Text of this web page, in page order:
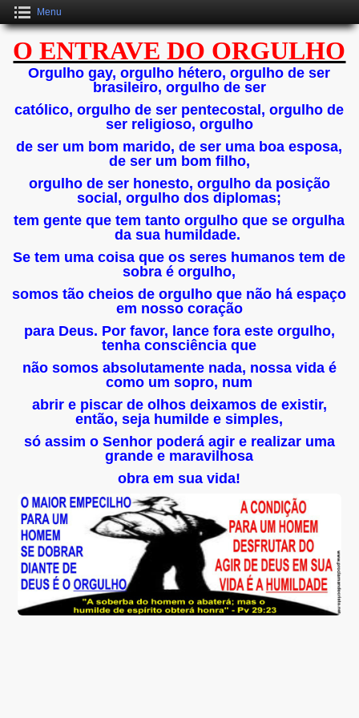
Menu
O ENTRAVE DO ORGULHO
Orgulho gay, orgulho hétero, orgulho de ser
brasileiro, orgulho de ser
católico, orgulho de ser pentecostal, orgulho de
ser religioso, orgulho
de ser um bom marido, de ser uma boa esposa,
de ser um bom filho,
orgulho deser honesto, orgulho da posição
social, orgulho dos diplomas;
tem gente que tem tanto orgulho que se orgulha
da sua humildade.
Se tem uma coisa que os seres humanos tem de
sobra é orgulho,
somos tão cheios de orgulho que não há espaço
em nosso coração
para Deus. Por favor, lance fora este orgulho,
tenha consciência que
não somos absolutamente nada, nossa vida é
como um sopro, num
abrir e piscar de olhos deixamos de existir,
então, seja humilde e simples,
só assim o Senhor poderá agir e realizar uma
grande e maravilhosa
obra em sua vida!